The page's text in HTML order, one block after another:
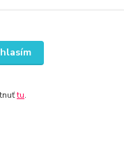
tu.